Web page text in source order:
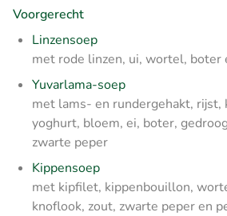
Voorgerecht
Linzensoep
met rode linzen, ui, wortel, boter
Yuvarlama-soep
met lams- en rundergehakt, rijst,
yoghurt, bloem, ei, boter,
zwarte peper
Kippensoep
met kipfilet, kippenbouillon,
knoflook, zout, zwarte peper en